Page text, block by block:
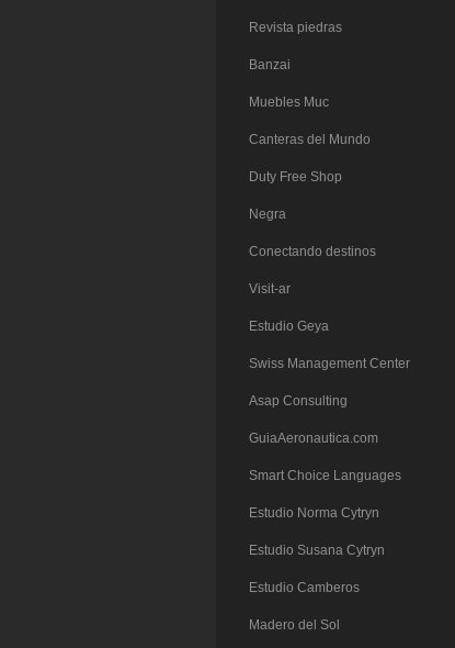
Revista piedras
Banzai
Muebles Muc
Canteras del Mundo
Duty Free Shop
Negra
Conectando destinos
Visit-ar
Estudio Geya
Swiss Management Center
Asap Consulting
GuiaAeronautica.com
Smart Choice Languages
Estudio Norma Cytryn
Estudio Susana Cytryn
Estudio Camberos
Madero del Sol